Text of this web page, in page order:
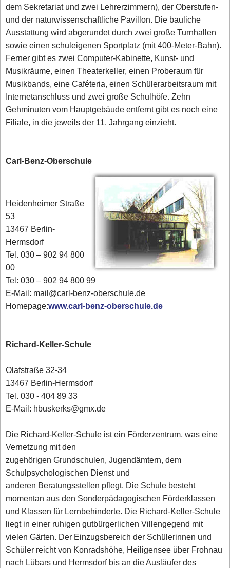
dem Sekretariat und zwei Lehrerzimmern), der Oberstufen-
und der naturwissenschaftliche Pavillon. Die bauliche
Ausstattung wird abgerundet durch zwei große Turnhallen
sowie einen schuleigenen Sportplatz (mit 400-Meter-Bahn).
Ferner gibt es zwei Computer-Kabinette, Kunst- und
Musikräume, einen Theaterkeller, einen Proberaum für
Musikbands, eine Caféteria, einen Schülerarbeitsraum mit
Internetanschluss und zwei große Schulhöfe. Zehn
Gehminuten vom Hauptgebäude entfernt gibt es noch eine
Filiale, in die jeweils der 11. Jahrgang einzieht.
Carl-Benz-Oberschule
Heidenheimer Straße
53
13467 Berlin-
Hermsdorf
Tel. 030 – 902 94 800
00
Tel: 030 – 902 94 800 99
E-Mail: mail@carl-benz-oberschule.de
Homepage:www.carl-benz-oberschule.de
Richard-Keller-Schule
Olafstraße 32-34
13467 Berlin-Hermsdorf
Tel. 030 - 404 89 33
E-Mail: hbuskerks@gmx.de
Die Richard-Keller-Schule ist ein Förderzentrum, was eine
Vernetzung mit den
zugehörigen Grundschulen, Jugendämtern, dem
Schulpsychologischen Dienst und
anderen Beratungsstellen pflegt. Die Schule besteht
momentan aus den Sonderpädagogischen Förderklassen
und Klassen für Lernbehinderte. Die Richard-Keller-Schule
liegt in einer ruhigen gutbürgerlichen Villengegend mit
vielen Gärten. Der Einzugsbereich der Schülerinnen und
Schüler reicht von Konradshöhe, Heiligensee über Frohnau
nach Lübars und Hermsdorf bis an die Ausläufer des